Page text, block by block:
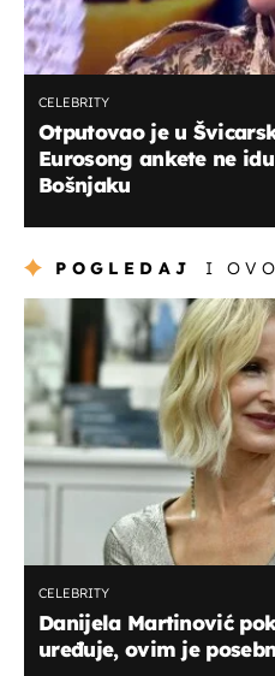
CELEBRITY
Otputovao je u
Eurosong ankete ne
Bošnjaku
POGLEDAJ I OVO
CELEBRITY
Danijela Martinović
uređuje, ovim je